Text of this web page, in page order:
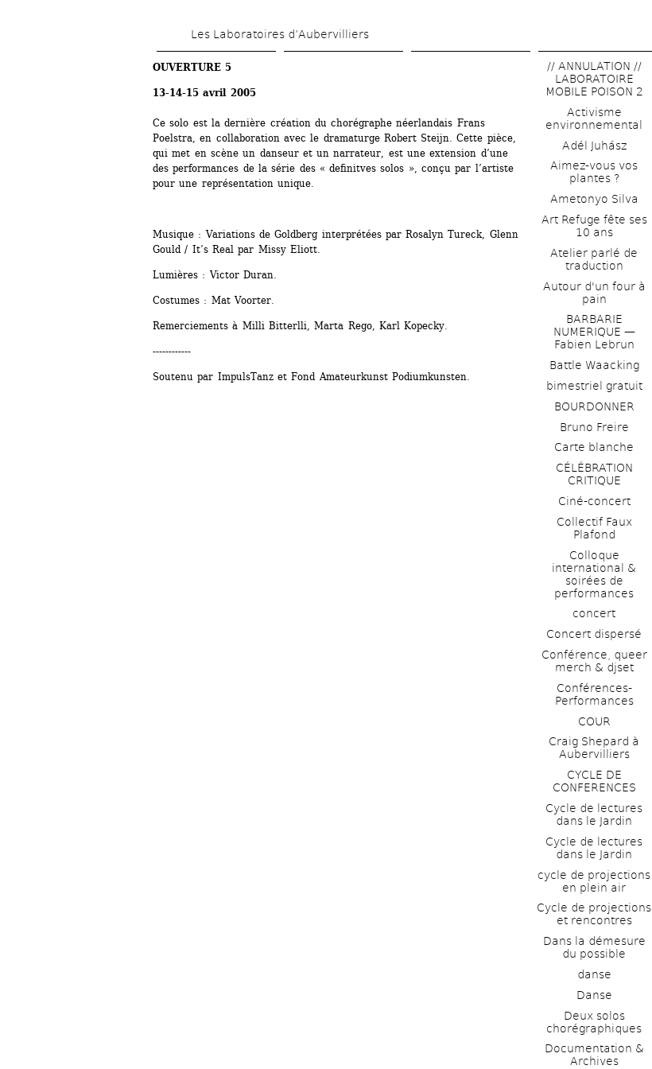
contenu
Les Laboratoires d’Aubervilliers
OUVERTURE 5
13-14-15 avril 2005
Ce solo est la dernière création du chorégraphe néerlandais Frans
Poelstra, en collaboration avec le dramaturge Robert Steijn. Cette pièce,
qui met en scène un danseur et un narrateur, est une extension d’une
des performances de la série des « definitves solos », conçu par l’artiste
pour une représentation unique.
Musique : Variations de Goldberg interprétées par Rosalyn Tureck, Glenn
Gould / It’s Real par Missy Eliott.
Lumières : Victor Duran.
Costumes : Mat Voorter.
Remerciements à Milli Bitterlli, Marta Rego, Karl Kopecky.
------------
Soutenu par ImpulsTanz et Fond Amateurkunst Podiumkunsten.
// ANNULATION //
LABORATOIRE
MOBILE POISON 2
Activisme
environnemental
Adél Juhász
Aimez-vous vos
plantes ?
Ametonyo Silva
Art Refuge fête ses
10 ans
Atelier parlé de
traduction
Autour d'un four à
pain
BARBARIE
NUMERIQUE —
Fabien Lebrun
Battle Waacking
bimestriel gratuit
BOURDONNER
Bruno Freire
Carte blanche
CÉLÉBRATION
CRITIQUE
Ciné-concert
Collectif Faux
Plafond
Colloque
international &
soirées de
performances
concert
Concert dispersé
Conférence, queer
merch & djset
Conférences-
Performances
COUR
Craig Shepard à
Aubervilliers
CYCLE DE
CONFERENCES
Cycle de lectures
dans le Jardin
Cycle de lectures
dans le Jardin
cycle de projections
en plein air
Cycle de projections
et rencontres
Dans la démesure
du possible
danse
Danse
Deux solos
chorégraphiques
Documentation &
Archives